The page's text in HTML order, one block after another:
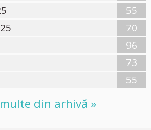
55
70
96
73
55
din arhivă »